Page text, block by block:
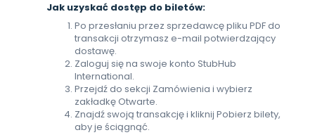
Jak uzyskać dostęp do biletów:
Po przesłaniu przez sprzedawcę pliku PDF do
transakcji otrzymasz e-mail potwierdzający
dostawę.
Zaloguj się na swoje konto StubHub
International.
Przejdź do sekcji Zamówienia i wybierz
zakładkę Otwarte.
Znajdź swoją transakcję i kliknij Pobierz bilety,
aby je ściągnąć.